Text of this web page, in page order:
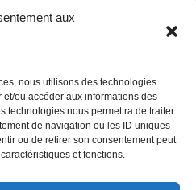
aux
nous utilisons des technologies
ou accéder aux informations des
technologies nous permettra de traiter
de navigation ou les ID uniques
ou de retirer son consentement peut
et fonctions.
= VALIDER